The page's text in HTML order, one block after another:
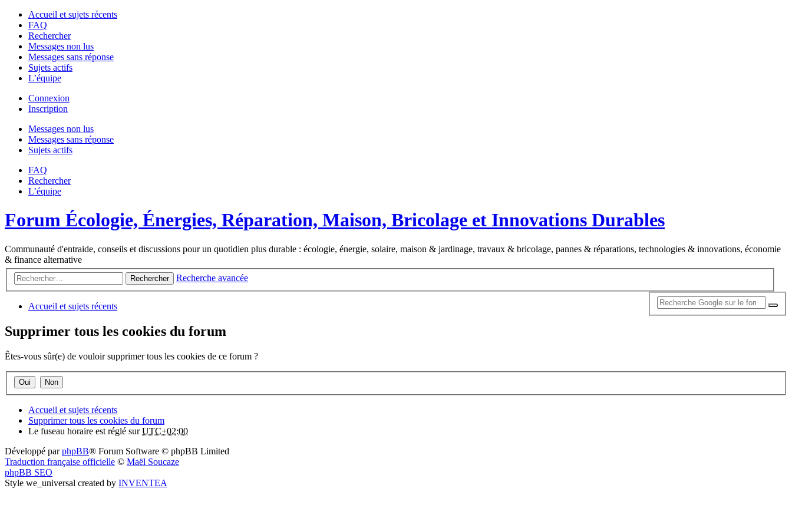
Accueil et sujets récents
FAQ
Rechercher
Messages non lus
Messages sans réponse
Sujets actifs
L’équipe
Connexion
Inscription
Messages non lus
Messages sans réponse
Sujets actifs
FAQ
Rechercher
L’équipe
Forum Écologie, Énergies, Réparation, Maison, Bricolage et Innovations Durables
Communauté d'entraide, conseils et discussions pour un quotidien plus durable : écologie, énergie, solaire, maison & jardinage, travaux & bricolage, pannes & réparations, technologies & innovations, économie
& finance alternative
Rechercher Recherche avancée
Accueil et sujets récents
Supprimer tous les cookies du forum
Êtes-vous sûr(e) de vouloir supprimer tous les cookies de ce forum ?
Accueil et sujets récents
Supprimer tous les cookies du forum
Le fuseau horaire est réglé surUTC+02:00
Développé parphpBB® Forum Software © phpBB Limited
Traduction française officielle © Maël Soucaze
phpBB SEO
Style we_universal created by INVENTEA